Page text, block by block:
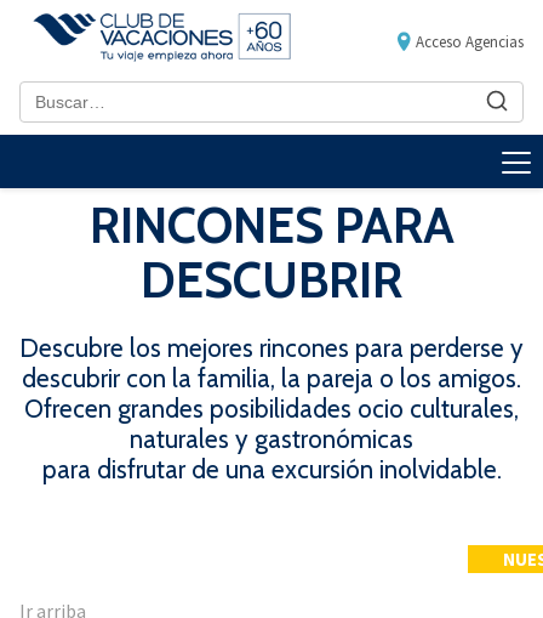
Acceso Agencias
RINCONES PARA
DESCUBRIR
Descubre los mejores rincones para perderse y
descubrir con la familia, la pareja o los amigos.
Ofrecen grandes posibilidades ocio culturales,
naturales y gastronómicas
para disfrutar de una excursión inolvidable.
Ir arriba